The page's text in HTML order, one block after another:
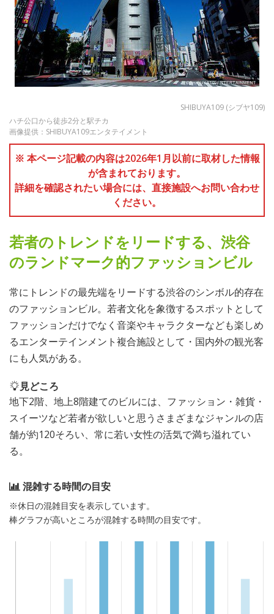
SHIBUYA109 (シブヤ109)
ハチ公口から徒歩2分と駅チカ
画像提供：SHIBUYA109エンタテイメント
※ 本ページ記載の内容は2026年1月以前に取材した情報
が含まれております。
詳細を確認されたい場合には、直接施設へお問い合わせ
ください。
若者のトレンドをリードする、渋谷
のランドマーク的ファッションビル
常にトレンドの最先端をリードする渋谷のシンボル的存在
のファッションビル。若者文化を象徴するスポットとして
ファッションだけでなく音楽やキャラクターなども楽しめ
るエンターテインメント複合施設として・国内外の観光客
にも人気がある。
見どころ
地下2階、地上8階建てのビルには、ファッション・雑貨・
スイーツなど若者が欲しいと思うさまざまなジャンルの店
舗が約120そろい、常に若い女性の活気で満ち溢れてい
る。
混雑する時間の目安
※休日の混雑目安を表示しています。
棒グラフが高いところが混雑する時間の目安です。